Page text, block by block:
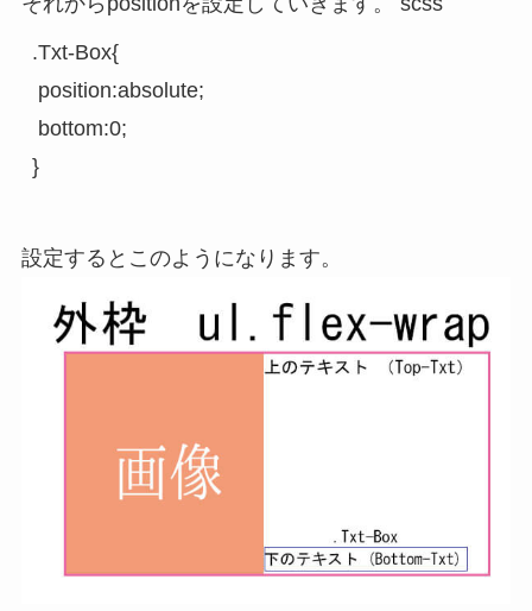
.Txt-Box{
position:absolute;
bottom:0;
}
設定するとこのようになります。